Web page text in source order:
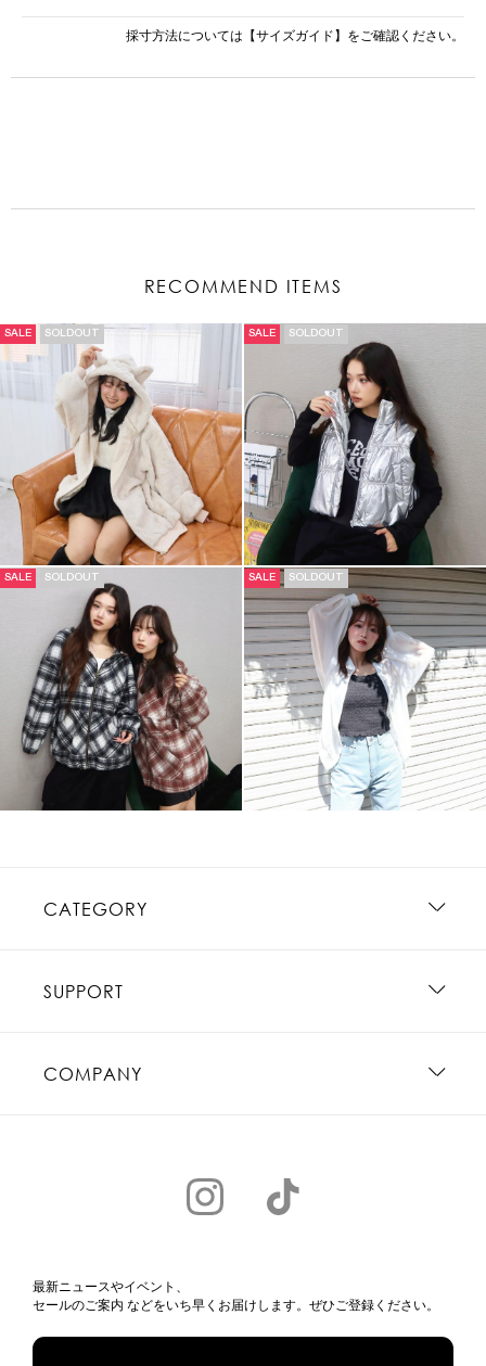
採寸方法については 【サイズガイド】 をご確認ください。
RECOMMEND ITEMS
SALE SOLDOUT SALE SOLDOUT
SALE SOLDOUT SALE SOLDOUT
CATEGORY
SUPPORT
COMPANY
最新ニュースやイベント、
セールのご案内 などをいち早くお届けします。ぜひご登録ください。